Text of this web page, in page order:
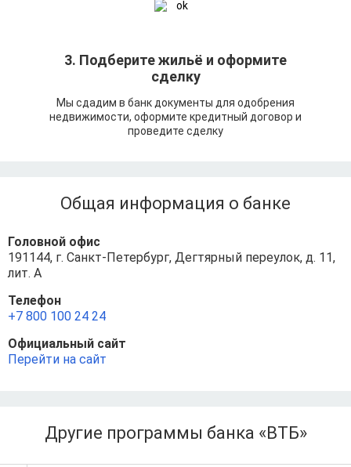
3. Подберите жильё и оформите
сделку
Мы сдадим в банк документы для одобрения
недвижимости, оформите кредитный договор и
проведите сделку
Общая информация о банке
Головной офис
191144, г. Санкт-Петербург, Дегтярный переулок, д. 11,
лит. А
Телефон
+7 800 100 24 24
Официальный сайт
Перейти на сайт
Другие программы банка «ВТБ»